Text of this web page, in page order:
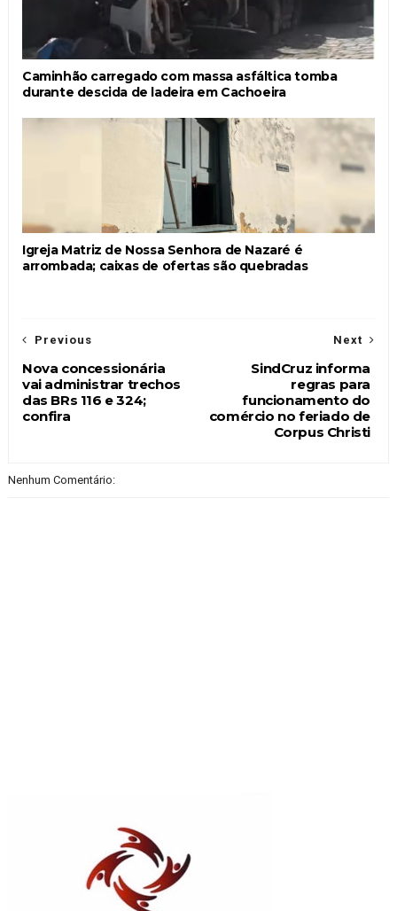
Caminhão carregado com massa asfáltica tomba
durante descida de ladeira em Cachoeira
Igreja Matriz de Nossa Senhora de Nazaré é
arrombada; caixas de ofertas são quebradas
Next
SindCruz informa
regras para
funcionamento do
comércio no feriado de
Corpus Christi
Previous
Nova concessionária
vai administrar trechos
das BRs 116 e 324;
confira
Nenhum Comentário: